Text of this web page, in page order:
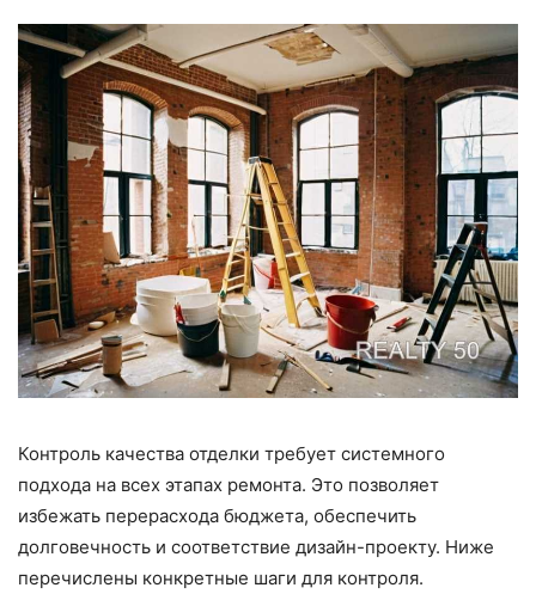
Контроль качества отделки требует системного
подхода на всех этапах ремонта. Это позволяет
избежать перерасхода бюджета, обеспечить
долговечность и соответствие дизайн-проекту. Ниже
перечислены конкретные шаги для контроля.